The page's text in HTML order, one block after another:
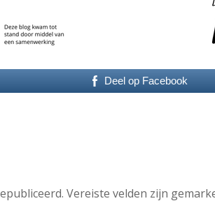
Deel op Facebook
Vereiste velden zijn